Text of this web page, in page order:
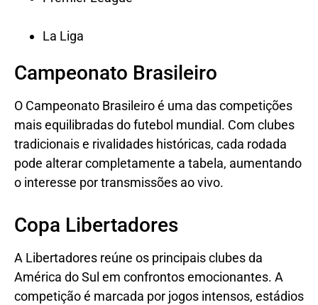
La Liga
Campeonato Brasileiro
O Campeonato Brasileiro é uma das competições
mais equilibradas do futebol mundial. Com clubes
tradicionais e rivalidades históricas, cada rodada
pode alterar completamente a tabela, aumentando
o interesse por transmissões ao vivo.
Copa Libertadores
A Libertadores reúne os principais clubes da
América do Sul em confrontos emocionantes. A
competição é marcada por jogos intensos, estádios